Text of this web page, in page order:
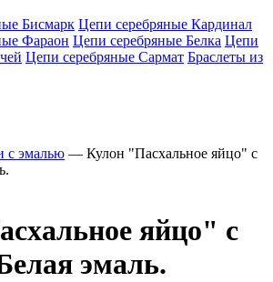
Бисмарк Цепи серебряные Кардинал
Фараон Цепи серебряные Белка Цепи
Цепи серебряные Сармат Браслеты из
с эмалью — Кулон "Пасхальное яйцо" с
яйцо" с
эмаль.